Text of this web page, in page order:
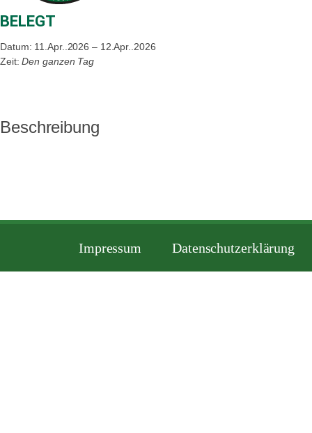
BELEGT
Datum: 11.Apr..2026 – 12.Apr..2026
Zeit:Den ganzen Tag
Beschreibung
Impressum Datenschutzerklärung